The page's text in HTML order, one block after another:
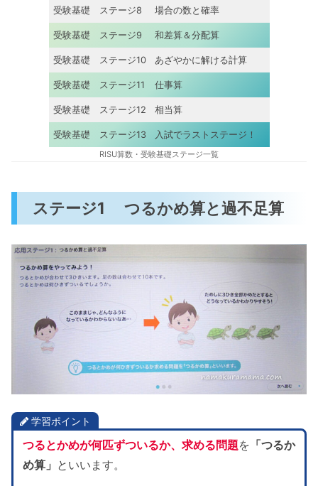
受験基礎 ステージ8 場合の数と確率
受験基礎 ステージ9 和差算＆分配算
受験基礎 ステージ10 あざやかに解ける計算
受験基礎 ステージ11 仕事算
受験基礎 ステージ12 相当算
受験基礎 ステージ13 入試でラストステージ！
RISU算数・受験基礎ステージ一覧
ステージ1 つるかめ算と過不足算
学習ポイント
つるとかめが何匹ずついるか、求める問題を 「つるか
め算」 といいます。